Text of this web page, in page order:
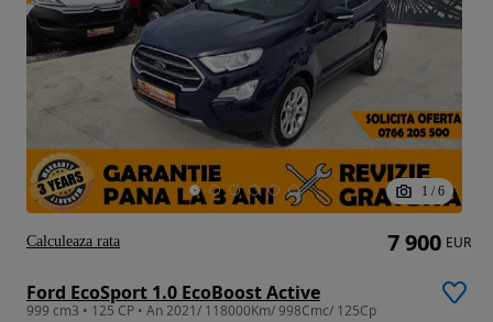
1 / 6
Ford EcoSport 1.0 EcoBoost Active
999 cm3 • 125 CP • An 2021/ 118000Km/ 998Cmc/ 125Cp
7 900 EUR
Calculeaza rata